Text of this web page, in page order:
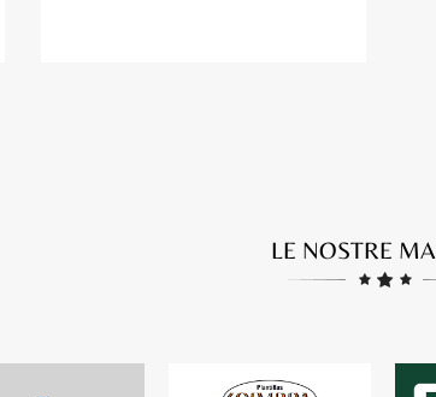
LE NOSTRE